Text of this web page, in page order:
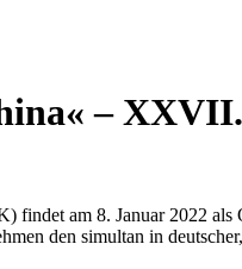
–
am 8. Januar 2022
den simultan in